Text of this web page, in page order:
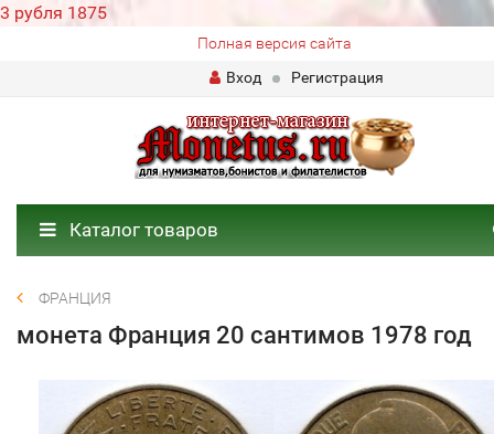
3 рубля 1875
Полная версия сайта
Вход
Регистрация
Каталог товаров
ФРАНЦИЯ
монета Франция 20 сантимов 1978 год